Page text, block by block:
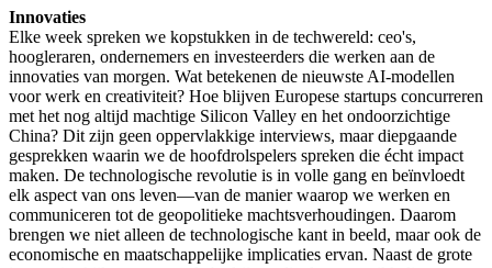
Innovaties
Elke week spreken we kopstukken in de techwereld: ceo's,
hoogleraren, ondernemers en investeerders die werken aan de
innovaties van morgen. Wat betekenen de nieuwste AI-modellen
voor werk en creativiteit? Hoe blijven Europese startups concurreren
met het nog altijd machtige Silicon Valley en het ondoorzichtige
China? Dit zijn geen oppervlakkige interviews, maar diepgaande
gesprekken waarin we de hoofdrolspelers spreken die écht impact
maken. De technologische revolutie is in volle gang en beïnvloedt
elk aspect van ons leven—van de manier waarop we werken en
communiceren tot de geopolitieke machtsverhoudingen. Daarom
brengen we niet alleen de technologische kant in beeld, maar ook de
economische en maatschappelijke implicaties ervan. Naast de grote